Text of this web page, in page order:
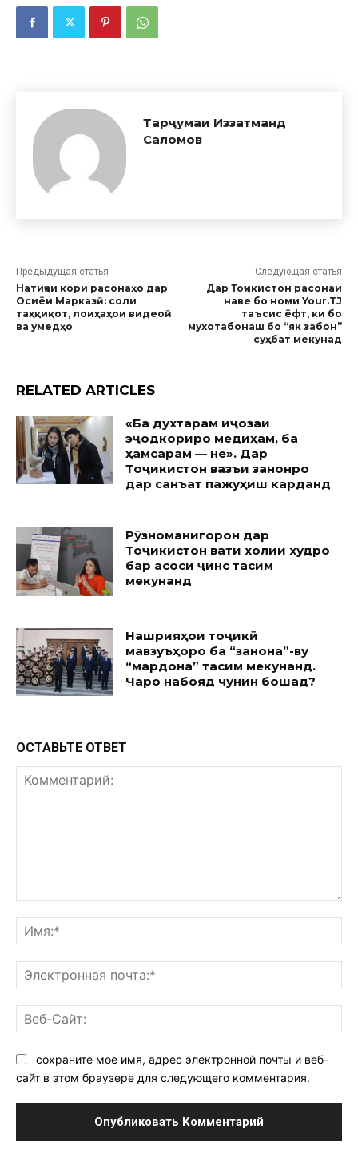
Тарҷумаи Иззатманд
Саломов
Предыдущая статья
Натиҷаи кори расонаҳо дар
Осиёи Марказӣ: соли
таҳқиқот, лоиҳаҳои видеоӣ
ва умедҳо
Следующая статья
Дар Тоҷикистон расонаи
наве бо номи Your.TJ
таъсис ёфт, ки бо
мухотабонаш бо “як забон”
суҳбат мекунад
RELATED ARTICLES
«Ба духтарам иҷозаи
эҷодкориро медиҳам, ба
ҳамсарам — не». Дар
Тоҷикистон вазъи занонро
дар санъат пажуҳиш карданд
Рӯзноманигорон дар
Тоҷикистон вақти холии худро
бар асоси ҷинс тақсим
мекунанд
Нашрияҳои тоҷикӣ
мавзуъҳоро ба “занона”-ву
“мардона” тақсим мекунанд.
Чаро набояд чунин бошад?
ОСТАВЬТЕ ОТВЕТ
сохраните мое имя, адрес электронной почты и веб-
сайт в этом браузере для следующего комментария.